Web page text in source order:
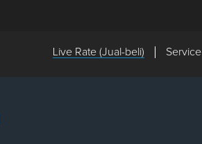
Live Rate (Jual-beli) Service